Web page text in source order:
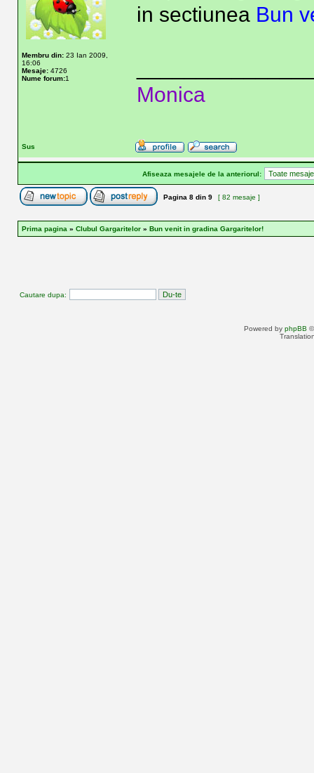
Membru din: 23 Ian 2009,
16:06
Mesaje: 4726
Nume forum:1
in sectiunea Bun
Monica
Sus
Afiseaza mesajele de la anteriorul:
Pagina 8 din 9 [ 82 mesaje ]
Prima pagina » Clubul Gargaritelor » Bun venit in gradina Gargaritelor!
Cautare dupa:
Powered by phpBB